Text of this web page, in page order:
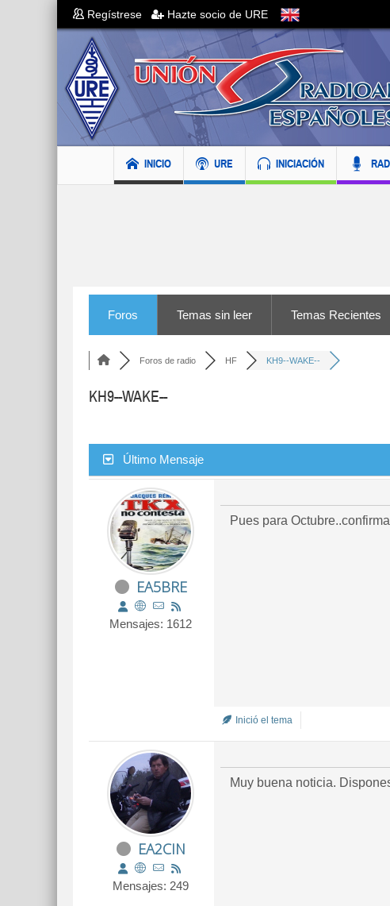
Regístrese Hazte socio de URE
INICIO URE INICIACIÓN
Foros Temas sin leer Temas Recientes
Foros de radio HF KH9--WAKE--
KH9--WAKE--
Último Mensaje
EA5BRE
Mensajes: 1612
Pues para
Inició el tema
EA2CIN
Mensajes: 249
Muy buena noticia.